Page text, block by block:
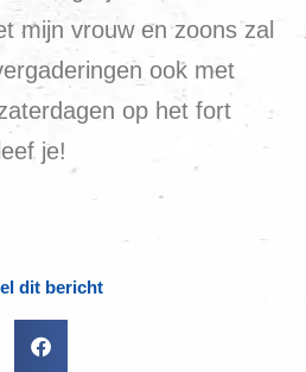
mijn vrouw en zoons zal
ook met
op het fort
je!
dit bericht